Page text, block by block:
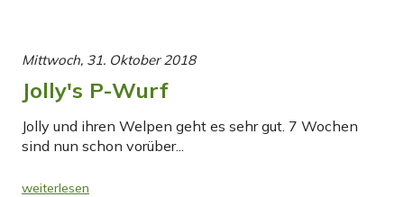
Mittwoch, 31. Oktober 2018
Jolly's P-Wurf
Jolly und ihren Welpen geht es sehr gut. 7 Wochen
sind nun schon vorüber...
weiterlesen